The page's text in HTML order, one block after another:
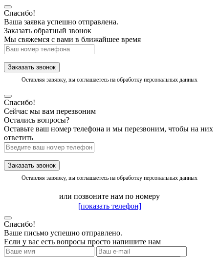
Спасибо!
Ваша заявка успешно отправлена.
Заказать обратный звонок
Мы свяжемся с вами в ближайшее время
Заказать звонок
Оставляя завявку, вы соглашаетесь на обработку персональных данных
Спасибо!
Сейчас мы вам перезвоним
Остались вопросы?
Оставьте ваш номер телефона и мы перезвоним, чтобы на них
ответить
Заказать звонок
Оставляя завявку, вы соглашаетесь на обработку персональных данных
или позвоните нам по номеру
[показать телефон]
Спасибо!
Ваше письмо успешно отправлено.
Если у вас есть вопросы просто напишите нам